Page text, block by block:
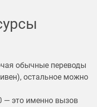
обычные переводы
остальное можно
— это именно вызов